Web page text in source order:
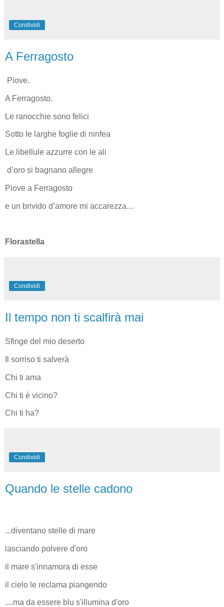
Condividi
A Ferragosto
Piove.
A Ferragosto.
Le ranocchie sono felici
Sotto le larghe foglie di ninfea
Le libellule azzurre con le ali
d’oro si bagnano allegre
Piove a Ferragosto
e un brivido d’amore mi accarezza…
Florastella
Condividi
Il tempo non ti scalfirà mai
Sfinge del mio deserto
Il sorriso ti salverà
Chi ti ama
Chi ti è vicino?
Chi ti ha?
Condividi
Quando le stelle cadono
...diventano stelle di mare
lasciando polvere d'oro
il mare s'innamora di esse
il cielo le reclama piangendo
....ma da essere blu s'illumina d'oro